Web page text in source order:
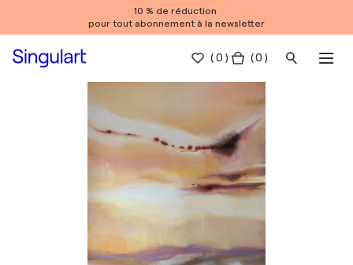
10 % de réduction
pour tout abonnement à la newsletter
(0 ) ( 0 )